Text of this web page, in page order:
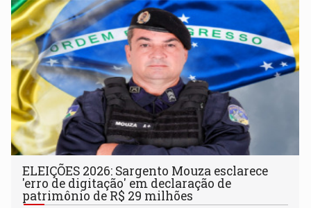
ELEIÇÕES 2026: Sargento Mouza esclarece
'erro de digitação' em declaração de
patrimônio de R$ 29 milhões